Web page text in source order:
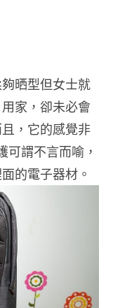
晒型但女士就
家，卻未必會
，它的感覺非
謂不言而喻，
的電子器材。